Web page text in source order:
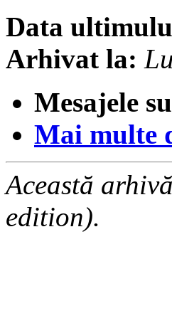
Data
Arhivat la:
Mesajele
Mai multe
Această
edition).